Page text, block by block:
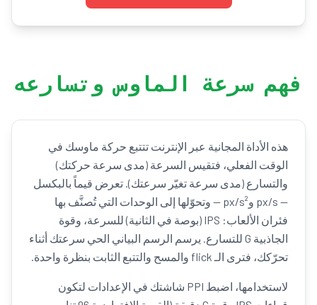
فهم سرعة الماوس وتسارعه
هذه الأداة المجانية عبر الإنترنت تتتبع حركة ماوسك في
الوقت الفعلي، فتقيس السرعة (مدى سرعة حركتك)
والتسارع (مدى سرعة تغيّر سرعتك). تعرض قيماً بالبكسل
— px/s وpx/s² — وتحوّلها إلى الوحدات التي تُصنَّف بها
فئران الألعاب: IPS (بوصة في الثانية) للسرعة، وقوة
الجاذبية G للتسارع. يرسم الرسم البياني الحي سرعتك أثناء
تحرّكك، فترى الـ flick والمسح والتتبع الثابت بنظرة واحدة.
لاستخدامها، اضبط PPI شاشتك في الإعدادات لتكون